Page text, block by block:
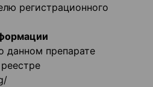
регистрационного
данном препарате